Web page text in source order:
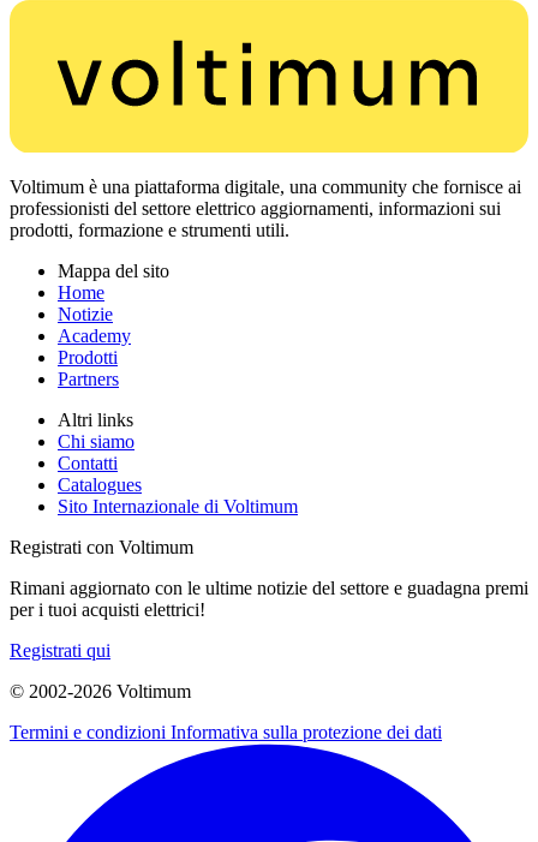
Voltimum è una piattaforma digitale, una community che fornisce ai
professionisti del settore elettrico aggiornamenti, informazioni sui
prodotti, formazione e strumenti utili.
Mappa del sito
Home
Notizie
Academy
Prodotti
Partners
Altri links
Chi siamo
Contatti
Catalogues
Sito Internazionale di Voltimum
Registrati con Voltimum
Rimani aggiornato con le ultime notizie del settore e guadagna premi
per i tuoi acquisti elettrici!
Registrati qui
© 2002-2026 Voltimum
Termini e condizioni Informativa sulla protezione dei dati